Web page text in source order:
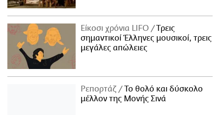
Είκοσι χρόνια LIFO
Tρεις
σημαντικοί Έλληνες μουσικοί, τρεις
μεγάλες απώλειες
Ρεπορτάζ
Το θολό και δύσκολο
μέλλον της Μονής Σινά